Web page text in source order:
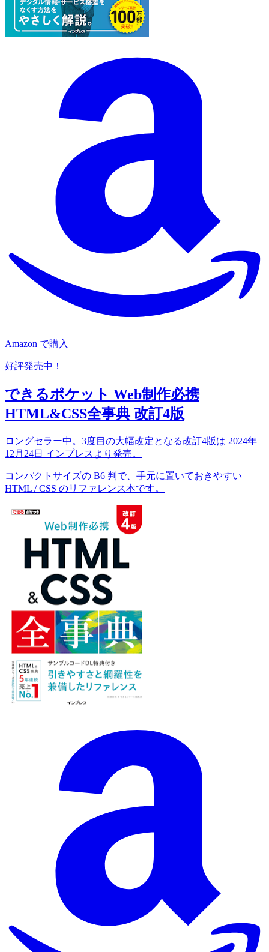
Amazon で購入
好評発売中！
できるポケット Web制作必携
HTML&CSS全事典 改訂4版
ロングセラー中。3度目の大幅改定となる改訂4版は 2024年
12月24日 インプレスより発売。
コンパクトサイズの B6 判で、手元に置いておきやすい
HTML / CSS のリファレンス本です。